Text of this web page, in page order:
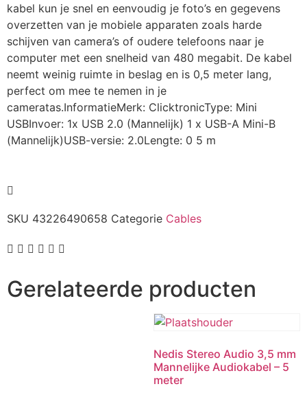
kabel kun je snel en eenvoudig je foto’s en gegevens
overzetten van je mobiele apparaten zoals harde
schijven van camera’s of oudere telefoons naar je
computer met een snelheid van 480 megabit. De kabel
neemt weinig ruimte in beslag en is 0,5 meter lang,
perfect om mee te nemen in je
cameratas.InformatieMerk: ClicktronicType: Mini
USBInvoer: 1x USB 2.0 (Mannelijk) 1 x USB-A Mini-B
(Mannelijk)USB-versie: 2.0Lengte: 0 5 m
SKU 43226490658 Categorie Cables
Gerelateerde producten
Nedis Stereo Audio 3,5 mm
Mannelijke Audiokabel – 5
meter